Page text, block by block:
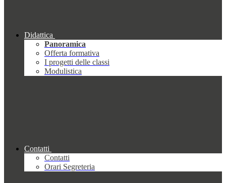
Didattica
Panoramica
Offerta formativa
I progetti delle classi
Modulistica
Contatti
Contatti
Orari Segreteria